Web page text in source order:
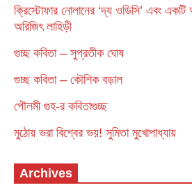
ক্রিস্টোফার নোলানের ‘দ্য ওডিসি’ এবং
অরিজিৎ লাহিড়ী
গুচ্ছ কবিতা – সুপ্রতীক ঘোষ
গুচ্ছ কবিতা – কৌশিক বড়াল
পৌলমী গুহ-র কবিতাগুচ্ছ
মুঠোয় ভরা বিশ্বের ভয়! সুমিতা মুখোপাধ্যায়
Archives